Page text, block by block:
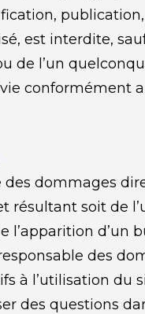
est interdite,
de l’un
conformément
dommages
résultant soit de
d’un
des
à l’utilisation du
des questions